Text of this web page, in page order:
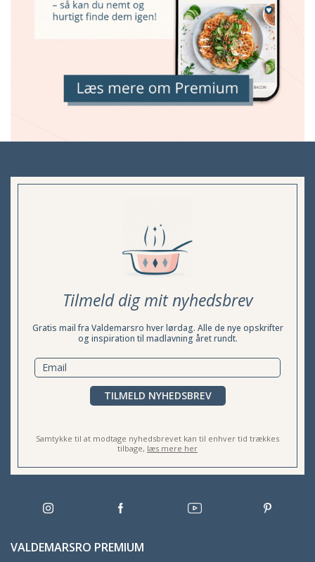
Tilmeld dig mit nyhedsbrev
Gratis mail fra Valdemarsro hver lørdag. Alle de nye opskrifter
og inspiration til madlavning året rundt.
TILMELD NYHEDSBREV
Samtykke til at modtage nyhedsbrevet kan til enhver tid trækkes
tilbage, læs mere her
VALDEMARSRO PREMIUM